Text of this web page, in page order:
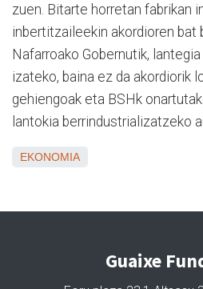
zuen. Bitarte horretan fabrikan
inbertitzaileekin akordioren bat
Nafarroako Gobernutik,
izateko, baina ez da akordiorik
gehiengoak eta BSHk
lantokia berrindustrializatzeko
EKONOMIA
Guaixe